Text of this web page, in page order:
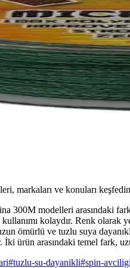
markaları ve konuları
modelleri arasındaki
kolaydır. Renk olarak
ömürlü ve tuzlu suya
İki ürün arasındaki temel
#tuzlu-su-dayanikli#spin-avciligi